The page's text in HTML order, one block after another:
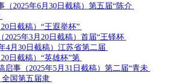
第五届“陈介
“王遐举杯”
首届“王铎杯
江苏省第二届
“英雄杯”第
第二届“青未
全国第五届隶